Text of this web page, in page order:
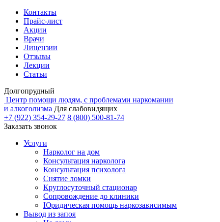
Контакты
Прайс-лист
Акции
Врачи
Лицензии
Отзывы
Лекции
Статьи
Долгопрудный
Центр помощи людям, с проблемами наркомании
и алкоголизма Для слабовидящих
+7 (922) 354-29-27 8 (800) 500-81-74
Заказать звонок
Услуги
Нарколог на дом
Консультация нарколога
Консультация психолога
Снятие ломки
Круглосуточный стационар
Сопровождение до клиники
Юридическая помощь наркозависимым
Вывод из запоя